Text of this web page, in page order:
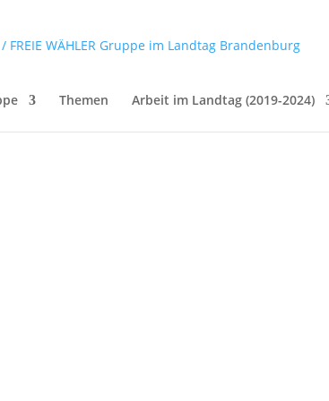
Themen Arbeit im Landtag (2019-2024)